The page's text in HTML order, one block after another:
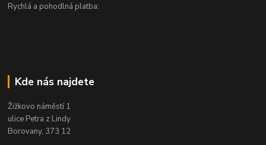
Rychlá a pohodlná platba:
Kde nás najdete
Žižkovo náměstí 1
ulice Petra z Lindy
Borovany, 373 12